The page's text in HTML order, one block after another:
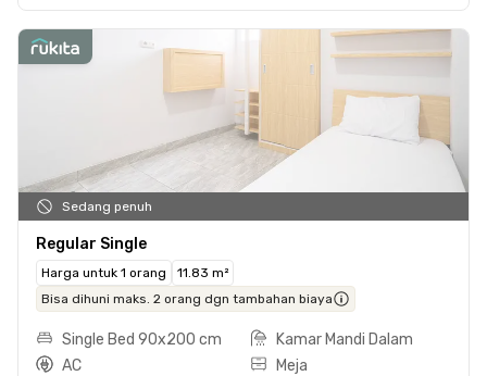
Sedang penuh
Regular Single
Harga untuk 1 orang
11.83 m²
Bisa dihuni maks. 2 orang dgn tambahan biaya
Single Bed 90x200 cm
Kamar Mandi Dalam
AC
Meja